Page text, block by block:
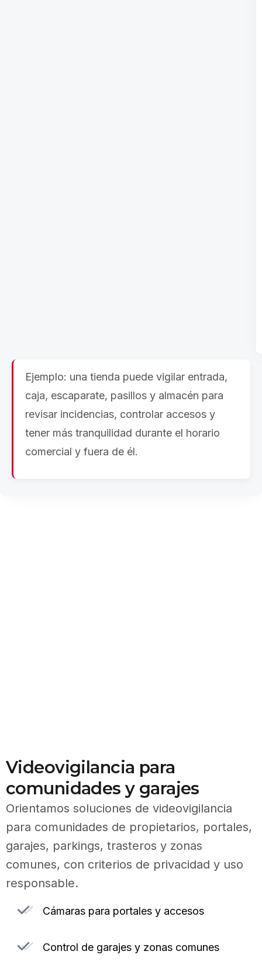
Ejemplo: una tienda puede vigilar entrada,
caja, escaparate, pasillos y almacén para
revisar incidencias, controlar accesos y
tener más tranquilidad durante el horario
comercial y fuera de él.
Videovigilancia para
comunidades y garajes
Orientamos soluciones de videovigilancia
para comunidades de propietarios, portales,
garajes, parkings, trasteros y zonas
comunes, con criterios de privacidad y uso
responsable.
Cámaras para portales y accesos
Control de garajes y zonas comunes